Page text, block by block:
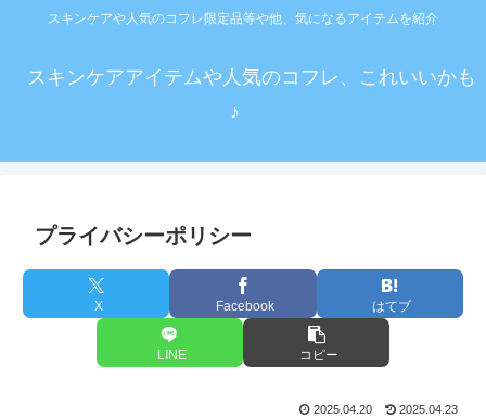
スキンケアや人気のコフレ限定品等や他、気になるアイテムを紹介
スキンケアアイテムや人気のコフレ、これいいかも
♪
プライバシーポリシー
X Facebook はてブ
LINE コピー
2025.04.20 2025.04.23